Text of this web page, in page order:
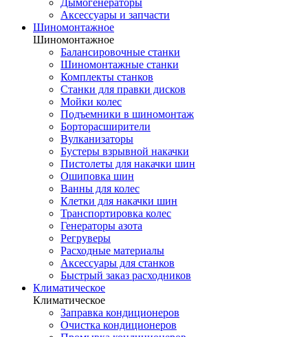
Дымогенераторы
Аксессуары и запчасти
Шиномонтажное
Шиномонтажное
Балансировочные станки
Шиномонтажные станки
Комплекты станков
Станки для правки дисков
Мойки колес
Подъемники в шиномонтаж
Борторасширители
Вулканизаторы
Бустеры взрывной накачки
Пистолеты для накачки шин
Ошиповка шин
Ванны для колес
Клетки для накачки шин
Транспортировка колес
Генераторы азота
Регруверы
Расходные материалы
Аксессуары для станков
Быстрый заказ расходников
Климатическое
Климатическое
Заправка кондиционеров
Очистка кондиционеров